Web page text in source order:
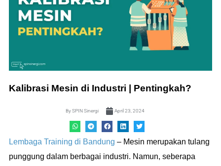
Kalibrasi Mesin di Industri | Pentingkah?
BySPIN Sinergi April 23, 2024
Lembaga Training di Bandung – Mesin merupakan tulang
punggung dalam berbagai industri. Namun, seberapa